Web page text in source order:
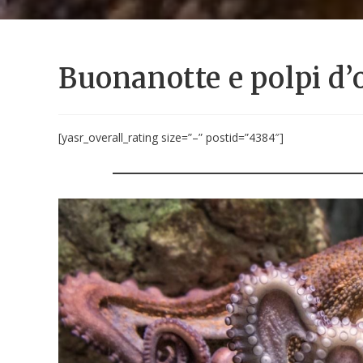
Buonanotte e polpi
[yasr_overall_rating size=”–” postid=”4384″]